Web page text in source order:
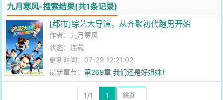
九月寒风-搜索结果(共1条记录)
[都市]综艺大导演，从齐聚初代跑男开始
作者： 九月寒风
状态：连载
更新时间：07-29 12:21:02
最新章节：第269章 我们还是好姐妹！
1/1 1